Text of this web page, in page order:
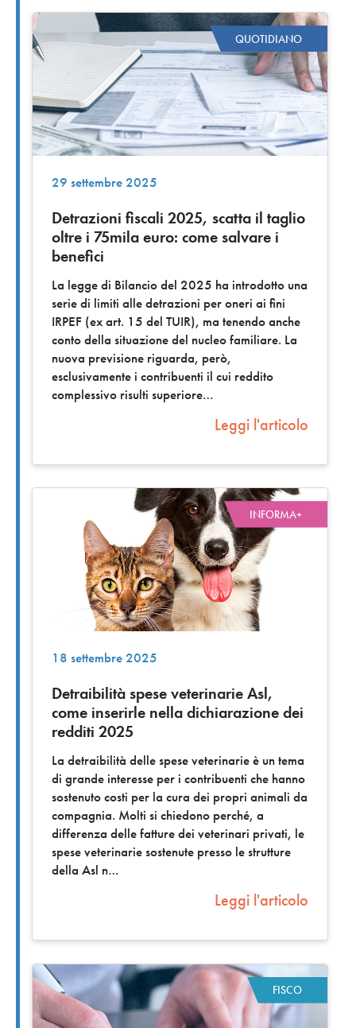
QUOTIDIANO
29 settembre 2025
Detrazioni fiscali 2025, scatta il taglio
oltre i 75mila euro: come salvare i
benefici
La legge di Bilancio del 2025 ha introdotto una
serie di limiti alle detrazioni per oneri ai fini
IRPEF (ex art. 15 del TUIR), ma tenendo anche
conto della situazione del nucleo familiare. La
nuova previsione riguarda, però,
esclusivamente i contribuenti il cui reddito
complessivo risulti superiore
Leggi l'articolo
INFORMA+
18 settembre 2025
Detraibilità spese veterinarie Asl,
come inserirle nella dichiarazione dei
redditi 2025
La detraibilità delle spese veterinarie è un tema
di grande interesse per i contribuenti che hanno
sostenuto costi per la cura dei propri animali da
compagnia. Molti si chiedono perché, a
differenza delle fatture dei veterinari privati, le
spese veterinarie sostenute presso le strutture
della Asl n
Leggi l'articolo
FISCO